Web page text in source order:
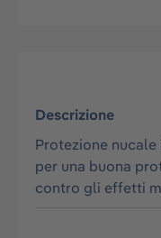
Descrizione
Protezione nucale
per una buona
contro gli effetti